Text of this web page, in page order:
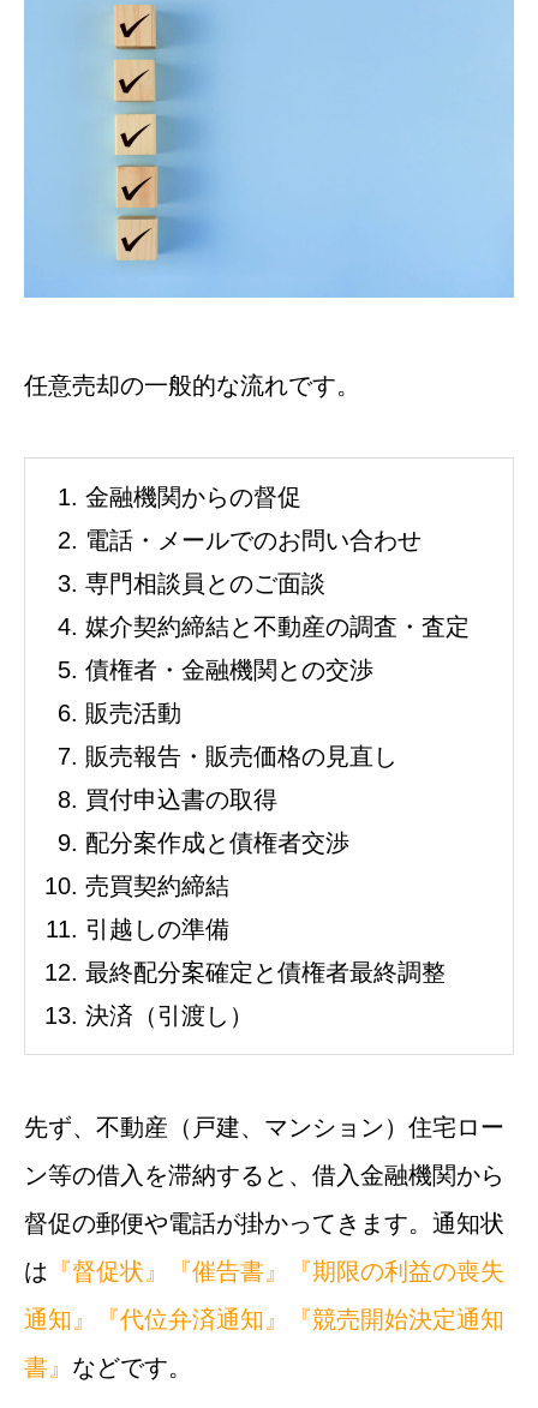
任意売却の一般的な流れです。
金融機関からの督促
電話・メールでのお問い合わせ
専門相談員とのご面談
媒介契約締結と不動産の調査・査定
債権者・金融機関との交渉
販売活動
販売報告・販売価格の見直し
買付申込書の取得
配分案作成と債権者交渉
売買契約締結
引越しの準備
最終配分案確定と債権者最終調整
決済（引渡し）
先ず、不動産（戸建、マンション）住宅ロー
ン等の借入を滞納すると、借入金融機関から
督促の郵便や電話が掛かってきます。通知状
は 『督促状』 『催告書』
『期限の利益の喪失
通知』
『代位弁済通知』
『競売開始決定通知
書』 などです。